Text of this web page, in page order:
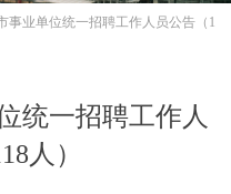
统一招聘工作人
人）
事业单位统一招聘工作人员公告（1